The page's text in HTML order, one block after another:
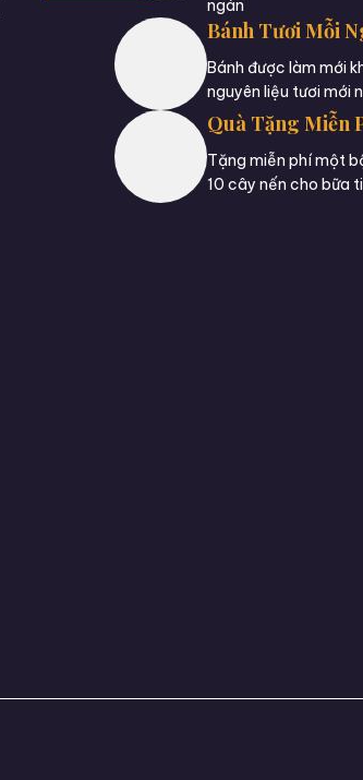
ngán
Bánh Tươi Mỗi
Bánh được làm mới
nguyên liệu tươi mới
Quà Tặng Miễn
Tặng miễn phí một
10 cây nến cho bữa